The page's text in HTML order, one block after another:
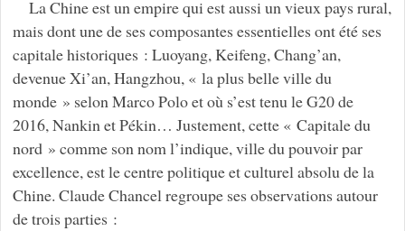
La Chine est un empire qui est aussi un vieux pays rural,
mais dont une de ses composantes essentielles ont été ses
capitale historiques : Luoyang, Keifeng, Chang’an,
devenue Xi’an, Hangzhou, « la plus belle ville du
monde » selon Marco Polo et où s’est tenu le G20 de
2016, Nankin et Pékin… Justement, cette « Capitale du
nord » comme son nom l’indique, ville du pouvoir par
excellence, est le centre politique et culturel absolu de la
Chine. Claude Chancel regroupe ses observations autour
de trois parties :